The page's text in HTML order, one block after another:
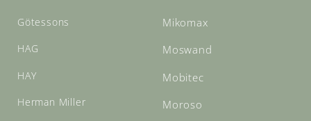
Götessons
HAG
HAY
Herman Miller
Mikomax
Moswand
Mobitec
Moroso